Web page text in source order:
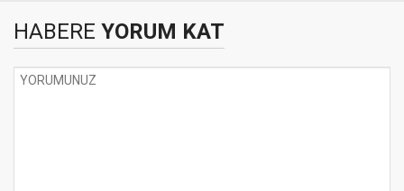
HABERE YORUM KAT